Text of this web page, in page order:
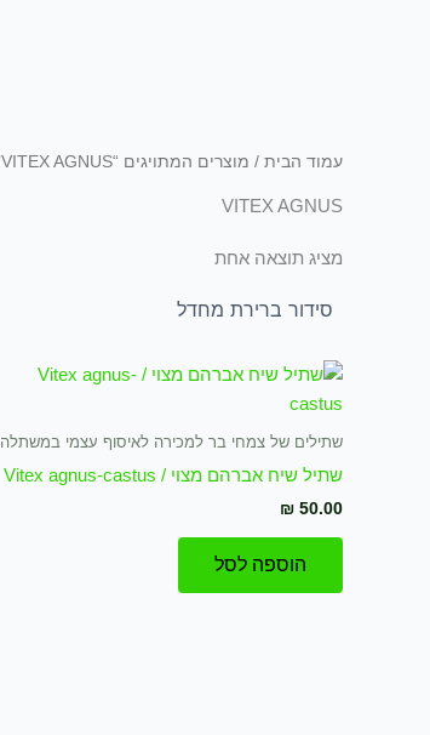
עמוד הבית / מוצרים המתויגים “VITEX AGNUS”
VITEX AGNUS
מציג תוצאה אחת
שתילים של צמחי בר למכירה לאיסוף עצמי במשתלה
שתיל שיח אברהם מצוי / Vitex agnus-castus
₪ 50.00
הוספה לסל